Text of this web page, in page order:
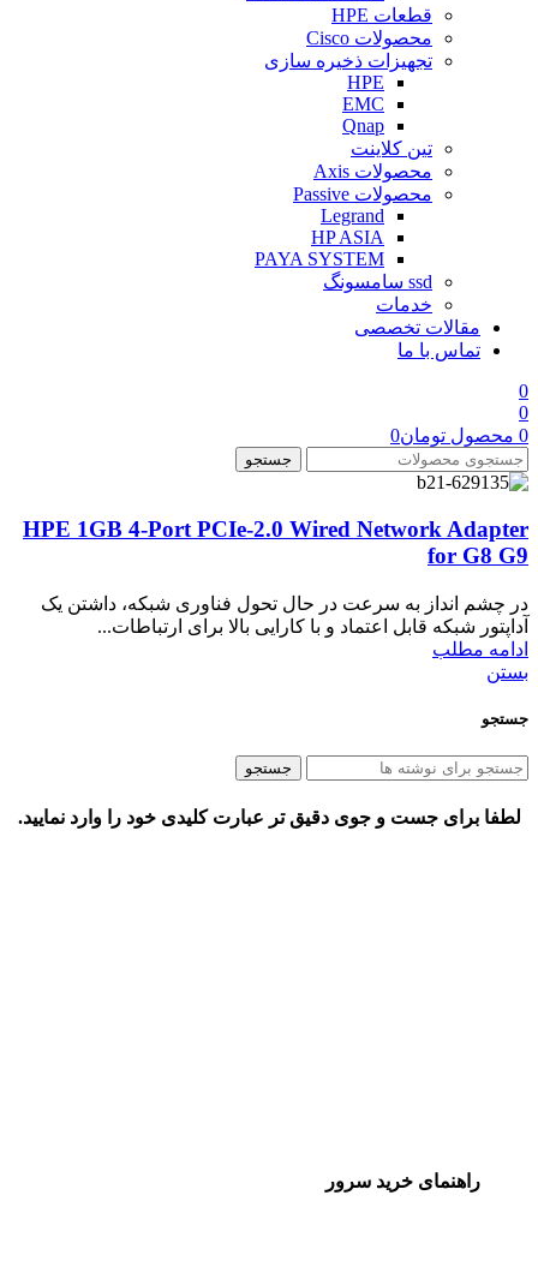
قطعات HPE
محصولات Cisco
تجهیزات ذخیره سازی
HPE
EMC
Qnap
تین کلاینت
محصولات Axis
محصولات Passive
Legrand
HP ASIA
PAYA SYSTEM
ssd سامسونگ
خدمات
مقالات تخصصی
تماس با ما
0
0
0 محصول تومان0
جستجو
HPE 1GB 4-Port PCIe-2.0 Wired Network Adapter
for G8 G9
در چشم انداز به سرعت در حال تحول فناوری شبکه، داشتن یک
آداپتور شبکه قابل اعتماد و با کارایی بالا برای ارتباطات...
ادامه مطلب
بستن
جستجو
جستجو
لطفا برای جست و جوی دقیق تر عبارت کلیدی خود را وارد نمایید.
راهنمای خرید سرور